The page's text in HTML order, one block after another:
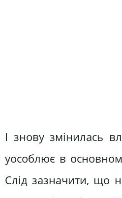
І знову змінилась
уособлює в
Слід зазначити, що